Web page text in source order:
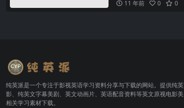
11 年前 0 0
纯英派是一个专注于影视英语学习资料分享与下载的网站。提供纯
影、纯英文字幕美剧、英文动画片、英语配音资料等英文原视电影
相关学习素材下载。